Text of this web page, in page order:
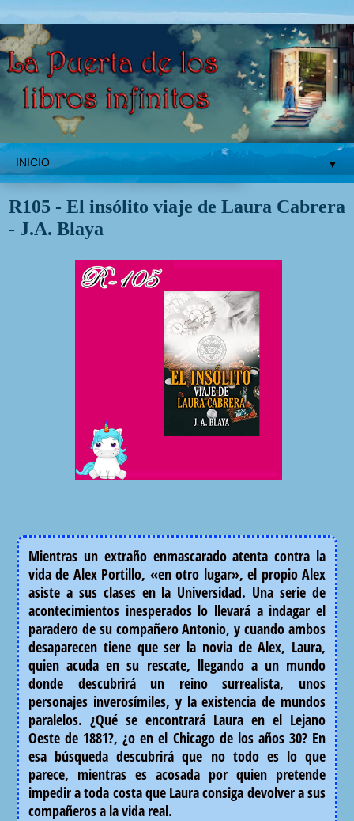
▼
miércoles, 17 de noviembre de 2021
R105 - El insólito viaje de Laura Cabrera
- J.A. Blaya
Mientras un extraño enmascarado atenta contra la
vida de Alex Portillo, «en otro lugar», el propio Alex
asiste a sus clases en la Universidad. Una serie de
acontecimientos inesperados lo llevará a indagar el
paradero de su compañero Antonio, y cuando ambos
desaparecen tiene que ser la novia de Alex, Laura,
quien acuda en su rescate, llegando a un mundo
donde descubrirá un reino surrealista, unos
personajes inverosímiles, y la existencia de mundos
paralelos. ¿Qué se encontrará Laura en el Lejano
Oeste de 1881?, ¿o en el Chicago de los años 30? En
esa búsqueda descubrirá que no todo es lo que
parece, mientras es acosada por quien pretende
impedir a toda costa que Laura consiga devolver a sus
compañeros a la vida real.